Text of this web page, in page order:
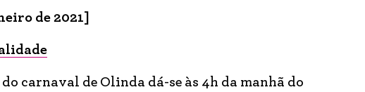
de 2021]
do carnaval de Olinda dá-se às 4h da manhã do